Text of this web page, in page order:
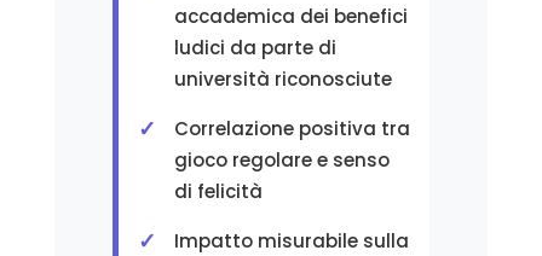
accademica dei benefici
ludici da parte di
università riconosciute
Correlazione positiva tra
gioco regolare e senso
di felicità
Impatto misurabile sulla